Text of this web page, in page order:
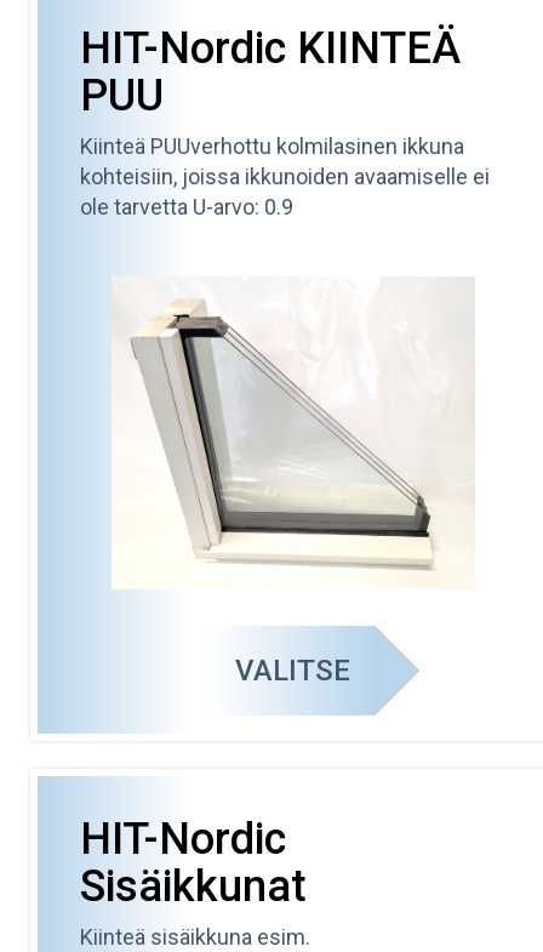
HIT-Nordic KIINTEÄ
PUU
Kiinteä PUUverhottu kolmilasinen ikkuna
kohteisiin, joissa ikkunoiden avaamiselle ei
ole tarvetta U-arvo: 0.9
VALITSE
HIT-Nordic
Sisäikkunat
Kiinteä sisäikkuna esim.